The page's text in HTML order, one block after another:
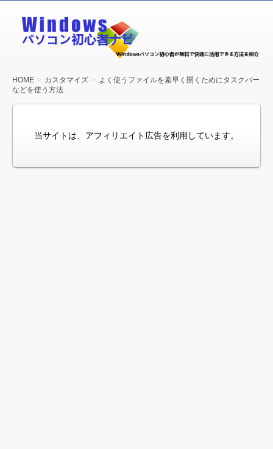
Windows
パソコン
HOME カスタマイズ
よく使うファイルを素早く開くためにタスクバー
などを使う方法
当サイトは、アフィリエイト広告を利用しています。